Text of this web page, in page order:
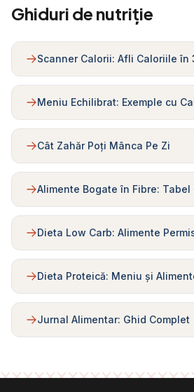
Ghiduri de nutriție
Scanner Calorii: Afli Caloriile în
Meniu Echilibrat: Exemple cu
Cât Zahăr Poți Mânca Pe Zi
Alimente Bogate în Fibre: Tabel
Dieta Low Carb: Alimente
Dieta Proteică: Meniu și
Jurnal Alimentar: Ghid Complet